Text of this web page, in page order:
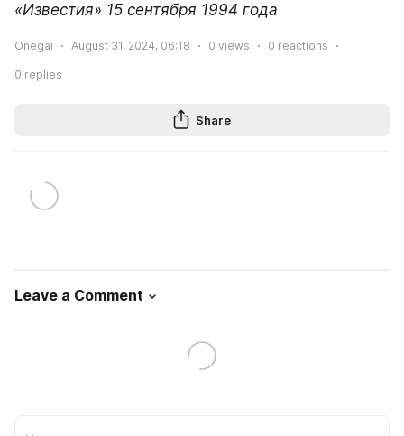
«Известия» 15 сентября 1994 года
Onegai August 31, 2024, 06:18 0 views 0 reactions
0 replies
Share
Leave a Comment